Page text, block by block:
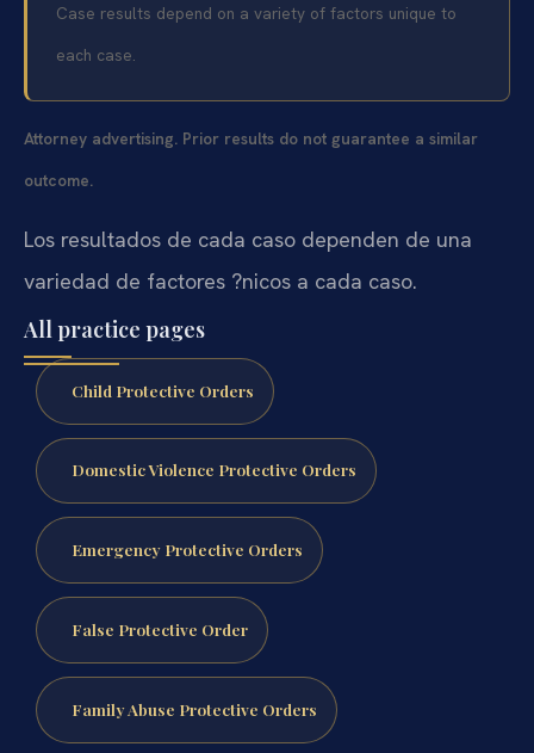
Case results depend on a variety of factors unique to
each case.
Attorney advertising. Prior results do not guarantee a similar
outcome.
Los resultados de cada caso dependen de una
variedad de factores ?nicos a cada caso.
All practice pages
Child Protective Orders
Domestic Violence Protective Orders
Emergency Protective Orders
False Protective Order
Family Abuse Protective Orders